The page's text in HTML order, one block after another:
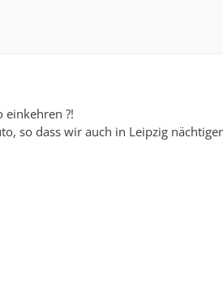
einkehren ?!
so dass wir auch in Leipzig